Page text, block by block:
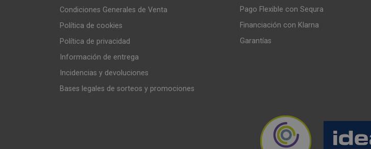
Condiciones Generales de Venta
Política de cookies
Política de privacidad
Información de entrega
Incidencias y devoluciones
Bases legales de sorteos y promociones
Pago Flexible con Sequra
Financiación con Klarna
Garantías